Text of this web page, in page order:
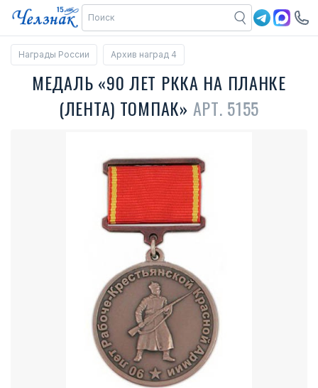
Награды России Архив наград 4
МЕДАЛЬ «90 ЛЕТ РККА НА ПЛАНКЕ
(ЛЕНТА) ТОМПАК» АРТ. 5155